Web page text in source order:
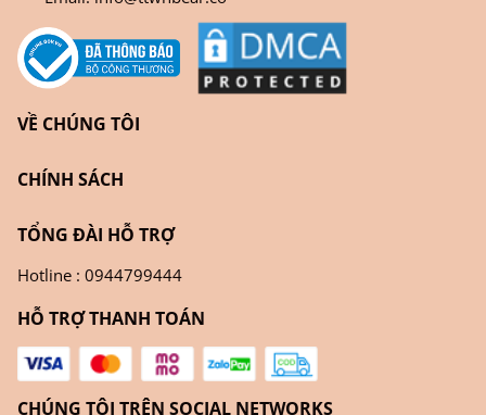
VỀ CHÚNG TÔI
CHÍNH SÁCH
TỔNG ĐÀI HỖ TRỢ
Hotline : 0944799444
HỖ TRỢ THANH TOÁN
CHÚNG TÔI TRÊN SOCIAL NETWORKS